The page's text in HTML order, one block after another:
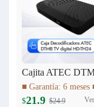
$21.9 $24.9